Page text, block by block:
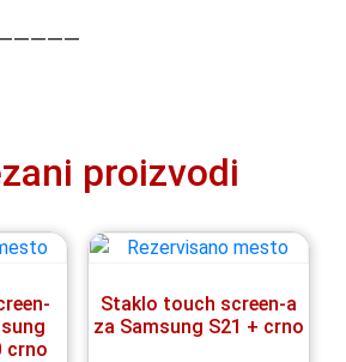
proizvodi
crno
Staklo touch screen-a
za Samsung S21 + crno